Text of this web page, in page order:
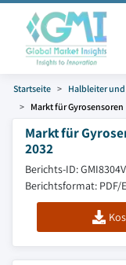
Startseite Halbleiter
Markt für Gyrosensoren
Markt für
2032
Berichts-ID: GMI8304
Berichtsformat: